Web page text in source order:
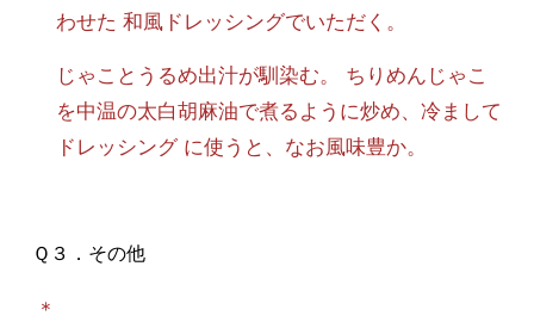
わせた 和風ドレッシングでいただく。
じゃことうるめ出汁が馴染む。 ちりめんじゃこ
を中温の太白胡麻油で煮るように炒め、冷まして
ドレッシング に使うと、なお風味豊か。
Ｑ３．その他
＊